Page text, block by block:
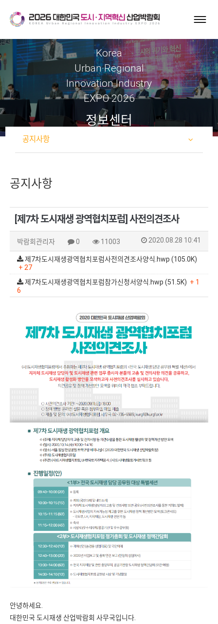
Korea
Urban·Regional
Innovation Industry
EXPO 2026
정보센터
공지사항
공지사항
[제7차 도시재생 광역협치포럼] 사전의견조사
박람회관리자 0 11003 2020.08.28 10:41
제7차도시재생광역협치포럼사전의견조사양식.hwp (105.0K)
+ 27
제7차도시재생광역협치포럼참가신청서양식.hwp (51.5K) + 1
6
안녕하세요.
대한민국 도시재생 산업박람회 사무국입니다.